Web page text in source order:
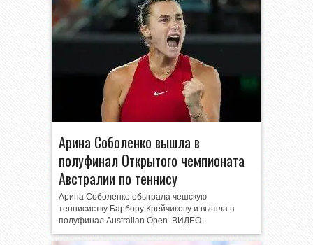
Арина Соболенко вышла в
полуфинал Открытого чемпионата
Австралии по теннису
Арина Соболенко обыграла чешскую
теннисистку Барбору Крейчикову и вышла в
полуфинал Australian Open. ВИДЕО.